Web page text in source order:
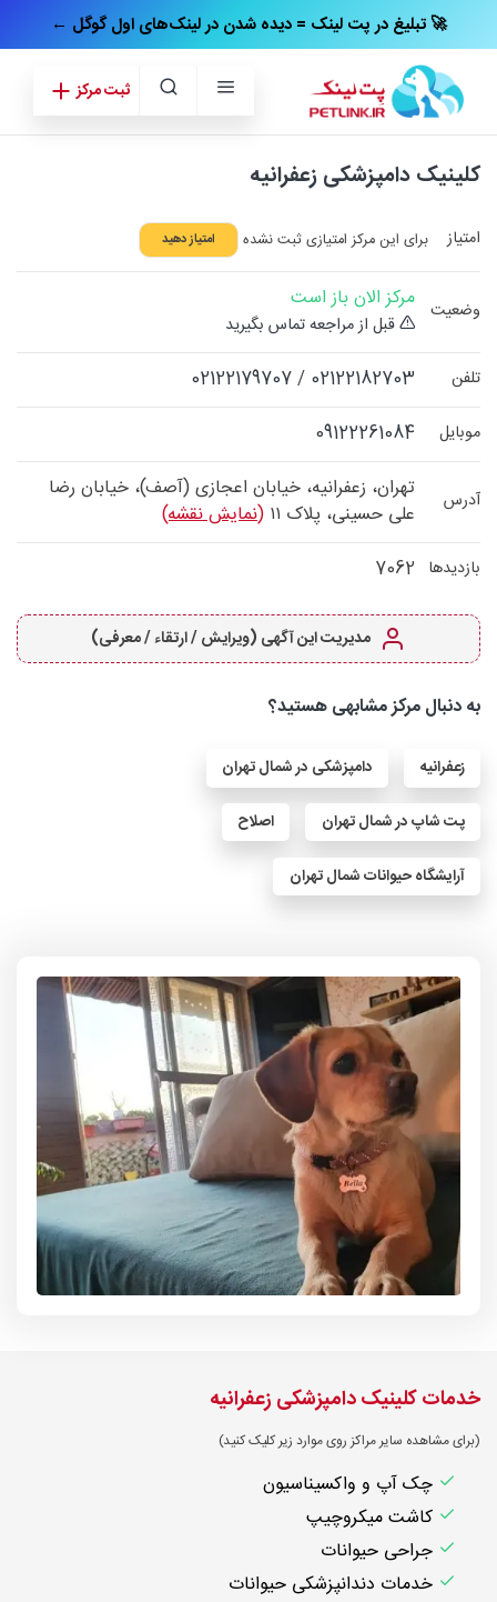
← تبلیغ در پت‌ لینک = دیده شدن در لینک‌های اول گوگل 🚀
ثبت مرکز
کلینیک دامپزشکی زعفرانیه
امتیاز برای این مرکز امتیازی ثبت نشده امتیاز دهید
وضعیت مرکز الان باز است
قبل از مراجعه تماس بگیرید
تلفن
02122182703
/
02122179707
موبایل 09122261084
آدرس
تهران، زعفرانیه، خیابان اعجازی (آصف)، خیابان رضا
علی حسینی، پلاک ۱۱
(نمایش نقشه)
بازدیدها 7062
مدیریت این آگهی (ویرایش / ارتقاء / معرفی)
به دنبال مرکز مشابهی هستید؟
زعفرانیه دامپزشکی در شمال تهران
پت شاپ در شمال تهران اصلاح
آرایشگاه حیوانات شمال تهران
خدمات کلینیک دامپزشکی زعفرانیه
(برای مشاهده سایر مراکز روی موارد زیر کلیک کنید)
چک آپ و واکسیناسیون
کاشت میکروچیپ
جراحی حیوانات
خدمات دندانپزشکی حیوانات